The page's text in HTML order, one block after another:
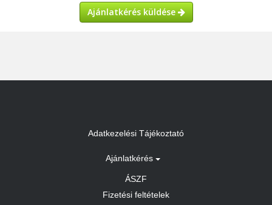
Ajánlatkérés küldése
Adatkezelési Tájékoztató
Ajánlatkérés
ÁSZF
Fizetési feltételek